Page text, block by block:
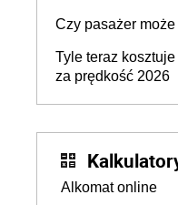
Czy pasażer
Tyle teraz
za prędkość 2026
Alkomat online